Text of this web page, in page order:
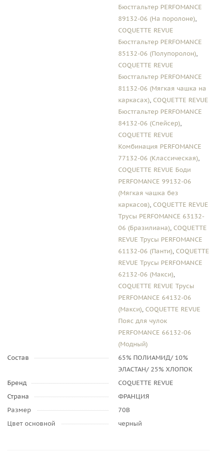
Бюстгальтер PERFOMANCE
89132-06 (На поролоне),
COQUETTE REVUE
Бюстгальтер PERFOMANCE
85132-06 (Полупоролон),
COQUETTE REVUE
Бюстгальтер PERFOMANCE
81132-06 (Мягкая чашка на
каркасах), COQUETTE REVUE
Бюстгальтер PERFOMANCE
84132-06 (Спейсер),
COQUETTE REVUE
Комбинация PERFOMANCE
77132-06 (Классическая),
COQUETTE REVUE Боди
PERFOMANCE 99132-06
(Мягкая чашка без
каркасов), COQUETTE REVUE
Трусы PERFOMANCE 63132-
06 (Бразилиана), COQUETTE
REVUE Трусы PERFOMANCE
61132-06 (Панти), COQUETTE
REVUE Трусы PERFOMANCE
62132-06 (Макси),
COQUETTE REVUE Трусы
PERFOMANCE 64132-06
(Макси), COQUETTE REVUE
Пояс для чулок
PERFOMANCE 66132-06
(Модный)
Состав
65% ПОЛИАМИД/ 10%
ЭЛАСТАН/ 25% ХЛОПОК
Бренд
COQUETTE REVUE
Страна
ФРАНЦИЯ
Размер
70B
Цвет основной
черный